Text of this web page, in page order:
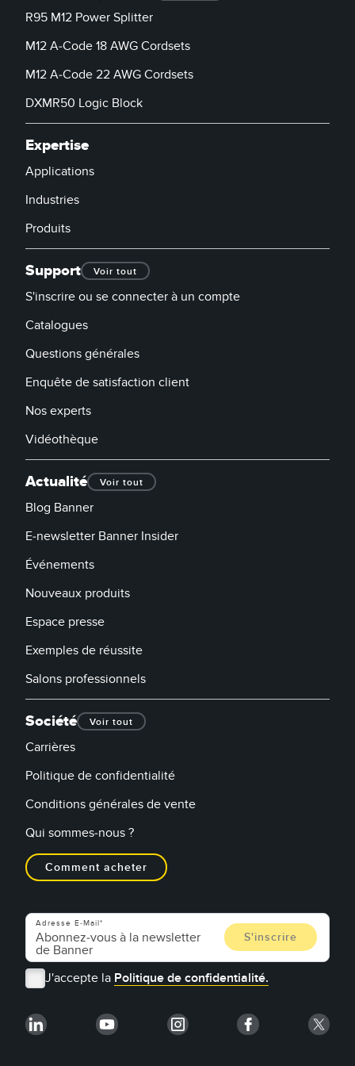
LOGICIELS
Banner Measurement Sensor Software
Logiciel de configuration de capteur sans fil
Logiciels avec interface utilisateur graphique pour capteurs
TECHNOLOGIE
TECHNOLOGY
Capteurs avec IO-Link
R95 M12 Power Splitter
M12 A-Code 18 AWG Cordsets
M12 A-Code 22 AWG Cordsets
DXMR50 Logic Block
Expertise
Applications
Industries
Produits
Support Voir tout
S'inscrire ou se connecter à un compte
Catalogues
Questions générales
Enquête de satisfaction client
Nos experts
Vidéothèque
Actualité Voir tout
Blog Banner
E-newsletter Banner Insider
Événements
Nouveaux produits
Espace presse
Exemples de réussite
Salons professionnels
Société Voir tout
Carrières
Politique de confidentialité
Conditions générales de vente
Qui sommes-nous ?
Comment acheter
Adresse E-Mail
J'accepte la Politique de confidentialité.